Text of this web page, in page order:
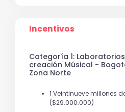
Incentivos
Categoría 1:
creación Músical -
Zona Norte
1 Veintinueve millones
($29.000.000)